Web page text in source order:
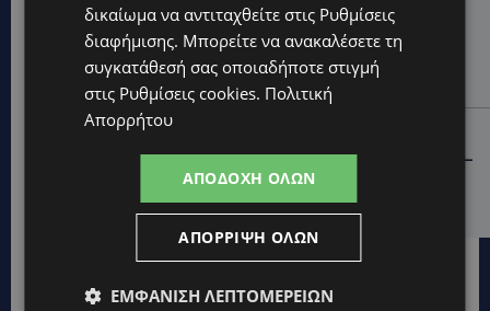
UPDATES
ΣΥΛΛΗΨΕΙΣ: 161 οδηγοί με υπερβολική ταχύτητα σε
μία νύχτα – Η παράβαση που κυριάρχησε στους
ελέγχους
STORIES
ΓΕΝΕΘΛΙΟΣ ΗΜΕΡΑ: Η ηλικία είναι μόνο ένας αριθμός –
Οι άνθρωποι και οι στιγμές είναι η πραγματική μας
δικαίωμα να αντιταχθείτε στις Ρυθμίσεις
διαφήμισης. Μπορείτε να ανακαλέσετε τη
συγκατάθεσή σας οποιαδήποτε στιγμή
στις Ρυθμίσεις cookies. Πολιτική
Απορρήτου
ΑΠΟΔΟΧΉ ΌΛΩΝ
ΑΠΌΡΡΙΨΗ ΌΛΩΝ
ΕΜΦΆΝΙΣΗ ΛΕΠΤΟΜΕΡΕΙΏΝ